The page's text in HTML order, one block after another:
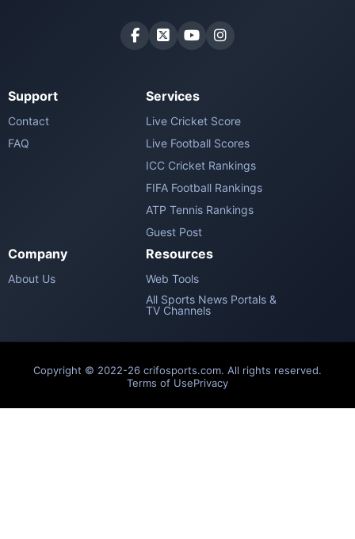
Support
Contact
FAQ
Services
Live Cricket Score
Live Football Scores
ICC Cricket Rankings
FIFA Football Rankings
ATP Tennis Rankings
Guest Post
Company
About Us
Resources
Web Tools
All Sports News Portals &
TV Channels
Copyright © 2022-26 crifosports.com. All rights reserved.
Terms of UsePrivacy